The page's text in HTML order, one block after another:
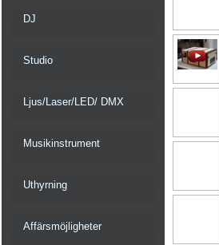
DJ
Studio
Ljus/Laser/LED/ DMX
Musikinstrument
Uthyrning
Affärsmöjligheter